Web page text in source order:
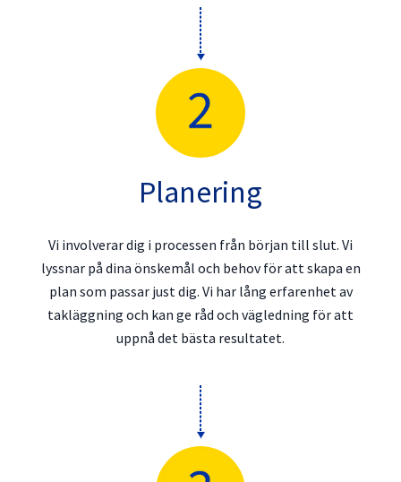
Planering
Vi involverar dig i processen från början till slut. Vi
lyssnar på dina önskemål och behov för att skapa en
plan som passar just dig. Vi har lång erfarenhet av
takläggning och kan ge råd och vägledning för att
uppnå det bästa resultatet.